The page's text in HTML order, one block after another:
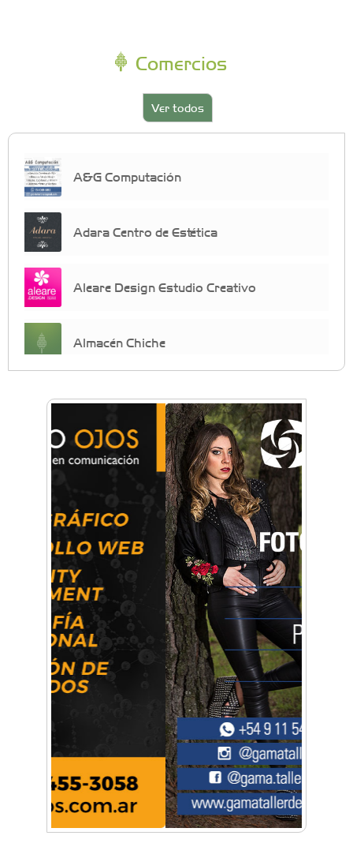
Comercios
Ver todos
A&G Computación
Adara Centro de Estética
Aleare Design Estudio Creativo
Almacén Chiche
crecimiento personal
Arq. Horacio Alejandro Sánchez
Artística ApasionArte
Artística Catalina
Artística Veral
BAIC Ramos Mejía
Brisé Estudio de Danzas
Buenos Aires Equipar